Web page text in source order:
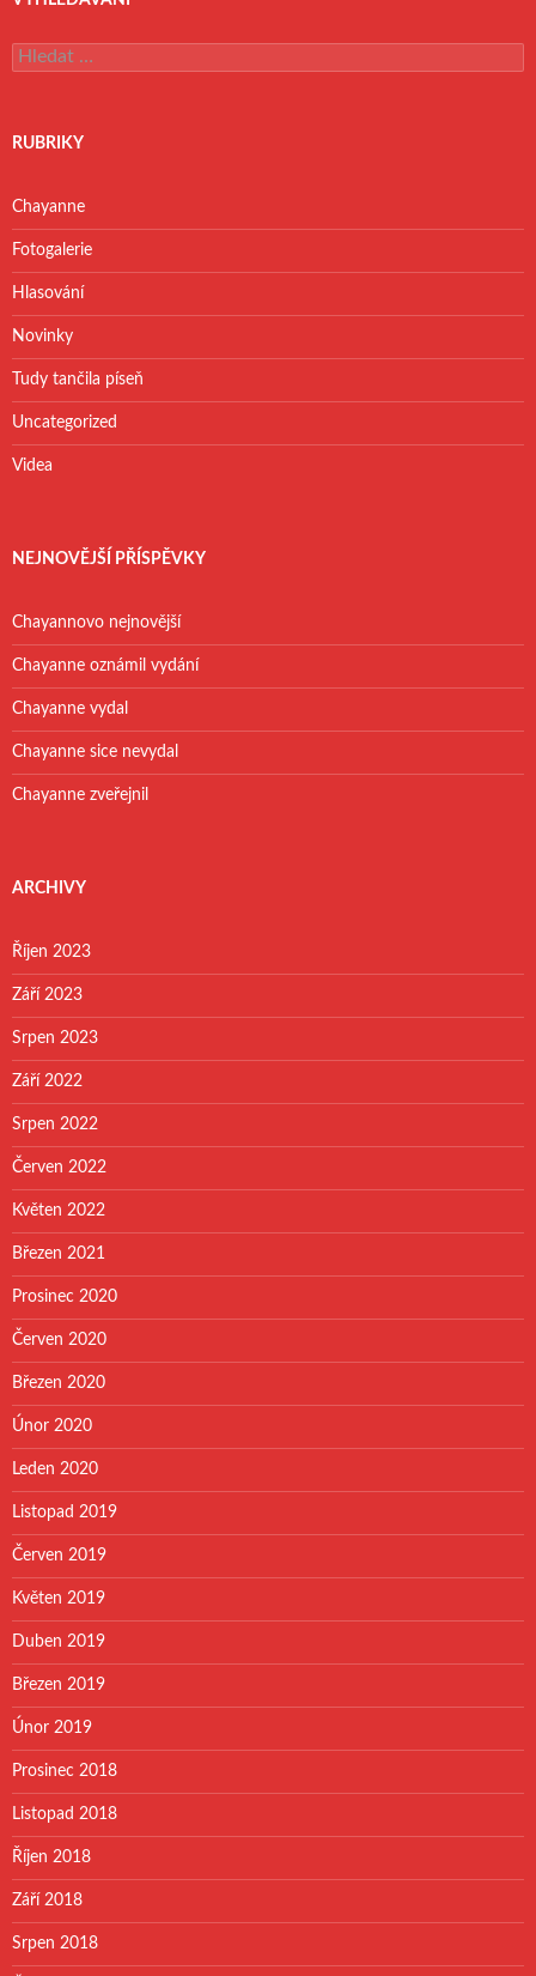
V
y
e
v
á
n
í
RUBRIKY
Chayanne
Fotogalerie
Hlasování
Novinky
Tudy tančila píseň
Uncategorized
Videa
NEJNOVĚJŠÍ PŘÍSPĚVKY
Chayannovo nejnovější
Chayanne oznámil vydání
Chayanne vydal
Chayanne sice nevydal
Chayanne zveřejnil
ARCHIVY
Říjen 2023
Září 2023
Srpen 2023
Září 2022
Srpen 2022
Červen 2022
Květen 2022
Březen 2021
Prosinec 2020
Červen 2020
Březen 2020
Únor 2020
Leden 2020
Listopad 2019
Červen 2019
Květen 2019
Duben 2019
Březen 2019
Únor 2019
Prosinec 2018
Listopad 2018
Říjen 2018
Září 2018
Srpen 2018